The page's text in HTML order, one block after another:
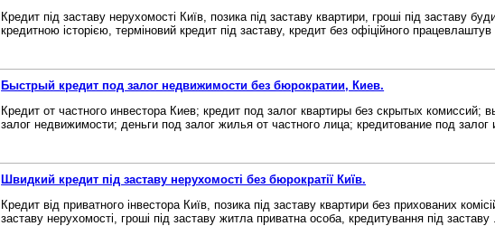
Кредит під заставу нерухомості Київ, позика під заставу квартири, гроші під заставу
кредитною історією, терміновий кредит під заставу, кредит без офіційного працевлаштув
Быстрый кредит под залог недвижимости без бюрократии, Киев.
Кредит от частного инвестора Киев; кредит под залог квартиры без скрытых комиссий;
залог недвижимости; деньги под залог жилья от частного лица; кредитование под залог
Швидкий кредит під заставу нерухомості без бюрократії Київ.
Кредит від приватного інвестора Київ, позика під заставу квартири без прихованих
заставу нерухомості, гроші під заставу житла приватна особа, кредитування під заставу